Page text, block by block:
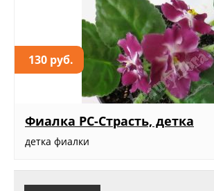
130 руб.
Фиалка РС-Страсть, детка
детка фиалки